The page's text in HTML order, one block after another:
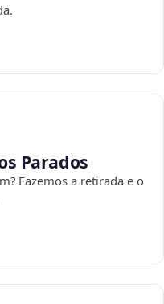
Parados
Fazemos a retirada e o